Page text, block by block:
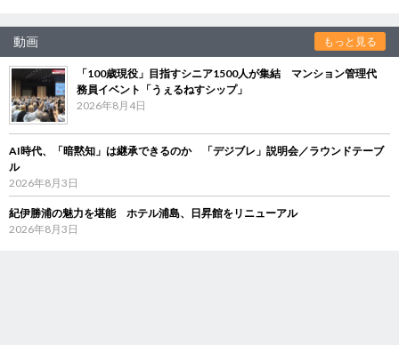
動画 もっと見る
「100歳現役」目指すシニア1500人が集結 マンション管理代
務員イベント「うぇるねすシップ」
2026年8月4日
AI時代、「暗黙知」は継承できるのか 「デジブレ」説明会／ラウンドテーブ
ル
2026年8月3日
紀伊勝浦の魅力を堪能 ホテル浦島、日昇館をリニューアル
2026年8月3日